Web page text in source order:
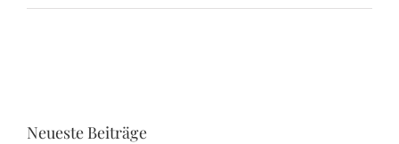
Neueste Beiträge